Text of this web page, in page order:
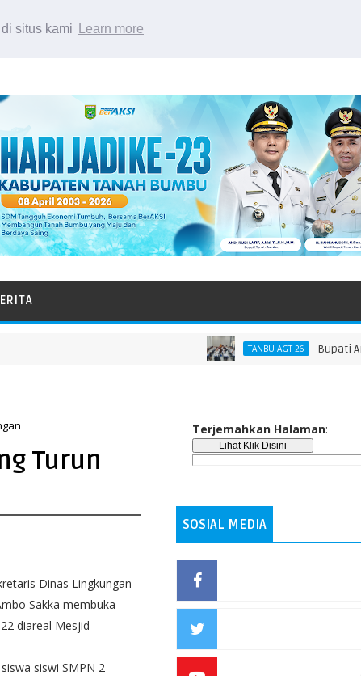
situs kami Learn more
TANBU AGT 26 Bupati Andi
Turun
Dinas Lingkungan
Sakka membuka
diareal Mesjid
siswi SMPN 2
Terjemahkan Halaman:
SOSIAL MEDIA